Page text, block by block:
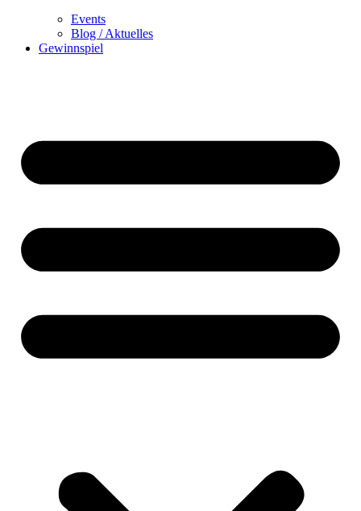
Events
Blog / Aktuelles
Gewinnspiel